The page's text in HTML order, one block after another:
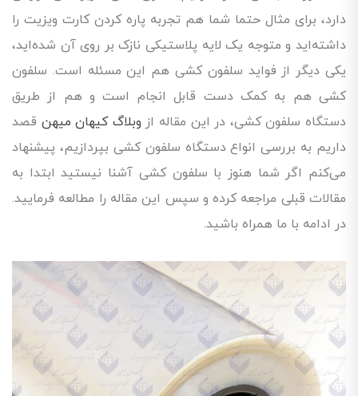
دارد، برای مثال حتما شما هم تجربه پاره کردن کارت ویزیت را
داشته‌اید و متوجه یک لایه پلاستیکی نازک بر روی آن شده‌اید،
یکی دیگر از فواید سلفون کشی هم این مسئله است. سلفون
کشی هم به کمک دست قابل انجام است و هم از طریق
دستگاه سلفون کشی، در این مقاله از وبلاگ کیهان میهن قصد
داریم به بررسی انواع دستگاه سلفون کشی بپردازیم، پیشنهاد
می‌کنم اگر شما هنوز با سلفون کشی آشنا نیستید ابتدا به
مقالات قبلی مراجعه کرده و سپس این مقاله را مطالعه فرمایید.
در ادامه با ما همراه باشید.